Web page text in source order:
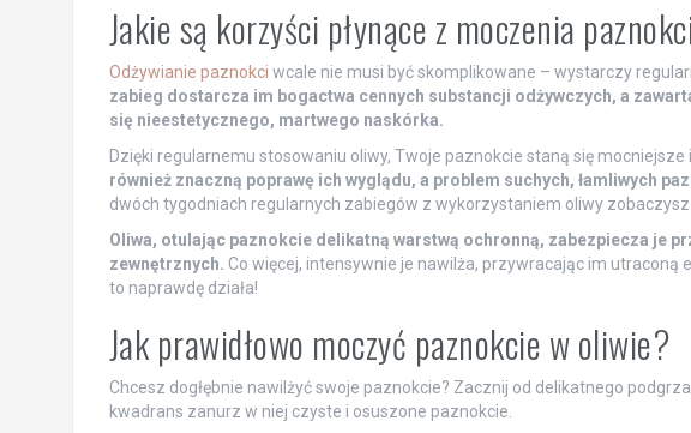
Jakie są korzyści płynące z moczenia
Odżywianie paznokci wcale nie musi być skomplikowane – wystarczy
zabieg dostarcza im bogactwa cennych substancji odżywczych, a
się nieestetycznego, martwego naskórka.
Dzięki regularnemu stosowaniu oliwy, Twoje paznokcie staną się
również znaczną poprawę ich wyglądu, a problem suchych, łamliwych
dwóch tygodniach regularnych zabiegów z wykorzystaniem oliwy
Oliwa, otulając paznokcie delikatną warstwą ochronną, zabezpiecza je
zewnętrznych. Co więcej, intensywnie je nawilża, przywracając im utraconą
to naprawdę działa!
Jak prawidłowo moczyć paznokcie w oliwie?
Chcesz dogłębnie nawilżyć swoje paznokcie? Zacznij od delikatnego
kwadrans zanurz w niej czyste i osuszone paznokcie.